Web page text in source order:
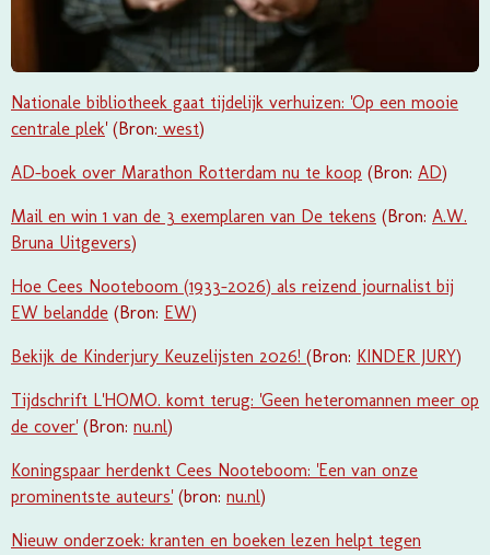
Nationale bibliotheek gaat tijdelijk verhuizen: 'Op een mooie
centrale plek' (Bron: west)
AD-boek over Marathon Rotterdam nu te koop (Bron: AD)
Mail en win 1 van de 3 exemplaren van De tekens (Bron: A.W.
Bruna Uitgevers)
Hoe Cees Nooteboom (1933-2026) als reizend journalist bij
EW belandde (Bron: EW)
Bekijk de Kinderjury Keuzelijsten 2026! (Bron: KINDER JURY)
Tijdschrift L'HOMO. komt terug: 'Geen heteromannen meer op
de cover'(Bron: nu.nl)
Koningspaar herdenkt Cees Nooteboom: 'Een van onze
prominentste auteurs'(bron: nu.nl)
Nieuw onderzoek: kranten en boeken lezen helpt tegen